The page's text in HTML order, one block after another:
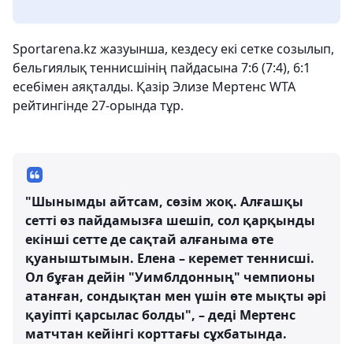
Sportarena.kz жазуынша, кездесу екі сетке созылып,
бельгиялық теннисшінің пайдасына 7:6 (7:4), 6:1
есебімен аяқталды. Қазір Элизе Мертенс WTA
рейтингінде 27-орында тұр.
"Шынымды айтсам, сөзім жоқ. Алғашқы
сетті өз пайдамызға шешіп, сол қарқынды
екінші сетте де сақтай алғаныма өте
қуаныштымын. Елена – керемет теннисші.
Ол бұған дейін "Уимблдонның" чемпионы
атанған, сондықтан мен үшін өте мықты әрі
қауіпті қарсылас болды", – деді Мертенс
матчтан кейінгі корттағы сұхбатында.